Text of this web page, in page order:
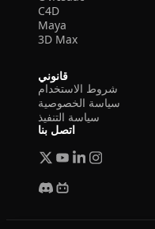
C4D
Maya
3D Max
قانوني
شروط الاستخدام
سياسة الخصوصية
سياسة التنفيذ
اتصل بنا